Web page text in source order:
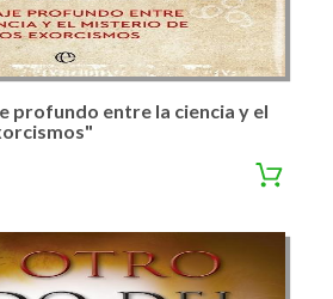
profundo entre la ciencia y el